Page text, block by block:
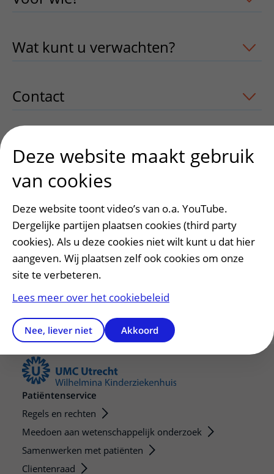
Wat kunt u verwachten? uitklapper,
Contact uitklapper, klik om te openen
Tips voor het gesprek uitklapper, klik
Heeft deze informatie u geholpen?
Ja
Nee
Patiëntenservice
Regels en rechten
Meedoen aan wetenschappelijk onderzoek
Samenwerken met patiënten
Clientenraad
Deze website maakt gebruik
van cookies
Deze website toont video’s van o.a. YouTube.
Dergelijke partijen plaatsen cookies (third party
cookies). Als u deze cookies niet wilt kunt u dat hier
aangeven. Wij plaatsen zelf ook cookies om onze
site te verbeteren.
Lees meer over het cookiebeleid
Nee, liever niet Akkoord